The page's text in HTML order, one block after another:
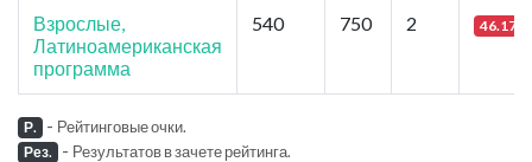
Взрослые,
Латиноамериканская
программа
540 750 2 46.17
Р. - Рейтинговые очки.
Рез. - Результатов в зачете рейтинга.